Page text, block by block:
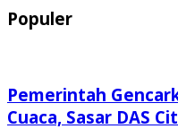
Populer
Pemerintah
Cuaca, Sasar DAS